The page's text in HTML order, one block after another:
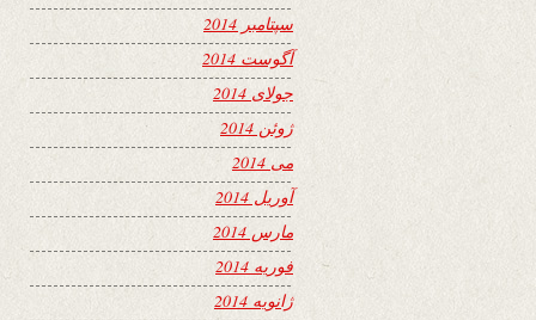
سپتامبر 2014
آگوست 2014
جولای 2014
ژوئن 2014
می 2014
آوریل 2014
مارس 2014
فوریه 2014
ژانویه 2014